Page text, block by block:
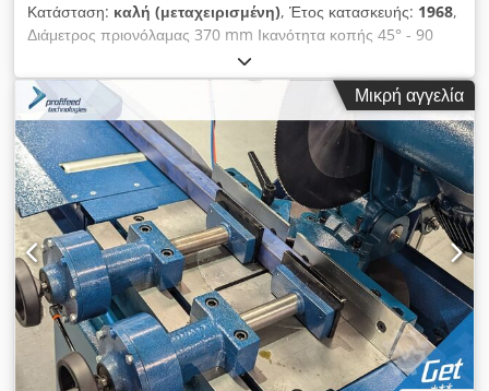
Κατάσταση: καλή (μεταχειρισμένη), Έτος κατασκευής: 1968,
Διάμετρος πριονόλαμας 370 mm Ικανότητα κοπής 45° - 90
στρογγυλό 115 mm επίπεδη περίπου 215 x 20 mm
ορθογώνιο περίπου 95 x 105 mm προφίλ U περίπου 160 x 55
mm Ταχύτητα κοπής 30, 60, 130 και 260 m/min Ισχύς
κινητήρα περίπου 2,6 kW Διαστάσεις Μ x Π x Υ 1100 x 1050 x
1600 mm Βάρος 850 kg Crsdpferwyfqox Akrof Εξαρτήματα /
Ειδικά χαρακτηριστικά: - Ημιαυτόματη λειτουργία - Μετά την
εκκίνηση, το τεμάχιο συγκρατείται αυτόματα με τον άνω
κύλινδρο σύσφιξης. Μόλις επιτευχθεί το καθορισμένο άκρο
τροφοδοσίας, η πριονοκορδέλα μετακινείται αυτόματα προς τα
κάτω και η μέγγενη σύσφιξης απελευθερώνεται και πάλι. -
Υδροπνευματική αδιαβάθμητη τροφοδοσία πριονόλαμας -
Κοπή φαλτσίδας και στις δύο πλευρές R - L - Δυνατότητα
διαμήκους κοπής 0° - Σύστημα ψύξης - 1 πριονόλαμα
Εργαλειομηχανές Siegfried Volz Rüschebrinkstr. 151-153 DE
- 44143 Dortmund - Wambel
Μικρή αγγελία